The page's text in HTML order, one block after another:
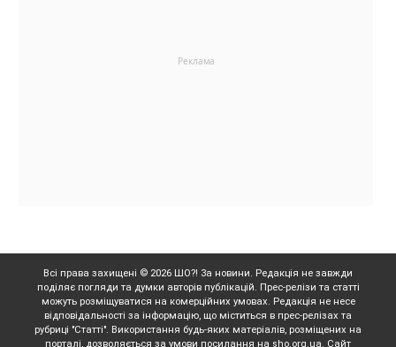
Всі права захищені © 2026 ШО?! За новини. Редакція не завжди
поділяє погляди та думки авторів публікацій. Прес-релізи та статті
можуть розміщуватися на комерційних умовах. Редакція не несе
відповідальності за інформацію, що міститься в прес-релізах та
рубриці "Статті". Використання будь-яких матеріалів, розміщених на
порталі, дозволяється за умови посилання на sho.org.ua. Сайт